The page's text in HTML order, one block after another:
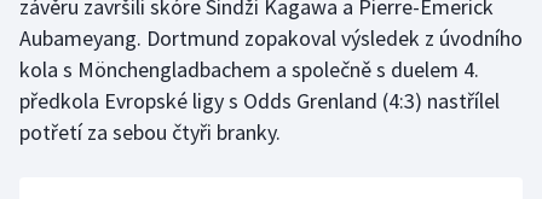
Házená
Jezdectví
Judo
závěru završili skóre Šindži Kagawa a Pierre-Emerick
Aubameyang. Dortmund zopakoval výsledek z úvodního
kola s Mönchengladbachem a společně s duelem 4.
předkola Evropské ligy s Odds Grenland (4:3) nastřílel
potřetí za sebou čtyři branky.